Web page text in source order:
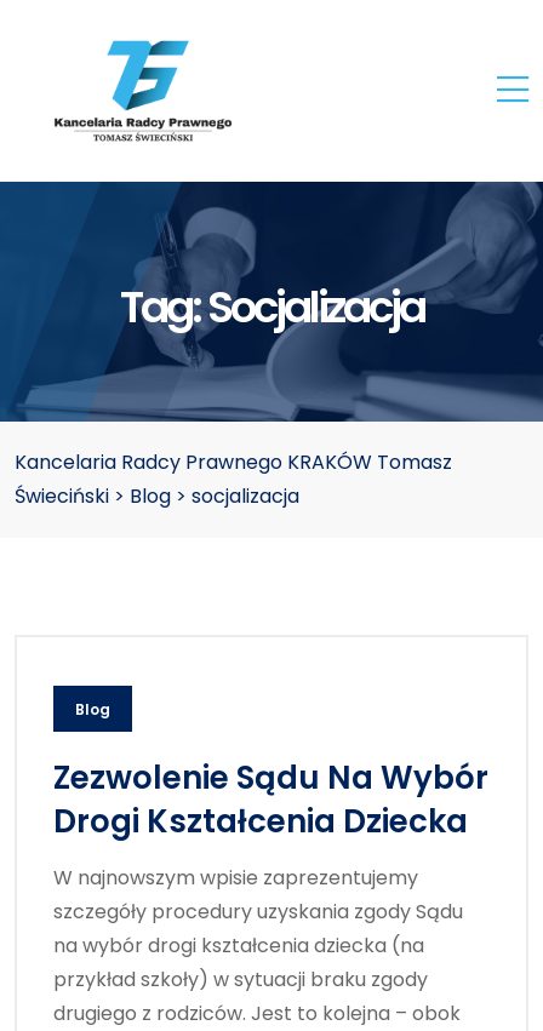
Tag:Socjalizacja
Kancelaria Radcy Prawnego KRAKÓW Tomasz
Świeciński > Blog > socjalizacja
Blog
Zezwolenie Sądu Na Wybór
Drogi Kształcenia Dziecka
W najnowszym wpisie zaprezentujemy
szczegóły procedury uzyskania zgody Sądu
na wybór drogi kształcenia dziecka (na
przykład szkoły) w sytuacji braku zgody
drugiego z rodziców. Jest to kolejna – obok